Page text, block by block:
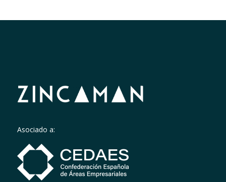
Asociado a: